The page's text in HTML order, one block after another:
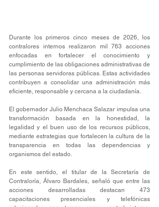
Durante los primeros cinco meses de 2026, los
contralores internos realizaron mil 763 acciones
enfocadas en fortalecer el conocimiento y
cumplimiento de las obligaciones administrativas de
las personas servidoras públicas. Estas actividades
contribuyen a consolidar una administración más
eficiente, responsable y cercana a la ciudadanía.
El gobernador Julio Menchaca Salazar impulsa una
transformación basada en la honestidad, la
legalidad y el buen uso de los recursos públicos,
mediante estrategias que fortalecen la cultura de la
transparencia en todas las dependencias y
organismos del estado.
En este sentido, el titular de la Secretaría de
Contraloría, Álvaro Bardales, señaló que entre las
acciones desarrolladas destacan 473
capacitaciones presenciales y telefónicas